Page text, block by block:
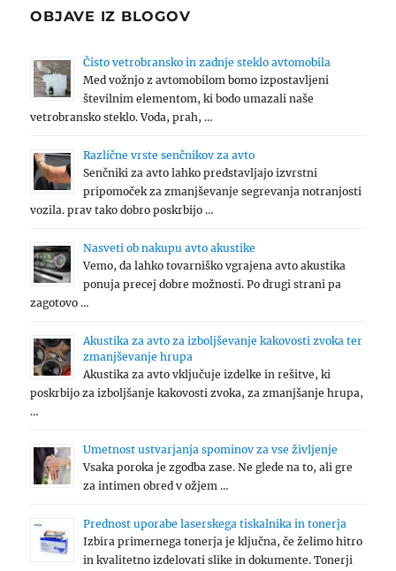
OBJAVE IZ BLOGOV
Čisto vetrobransko in zadnje steklo avtomobila
Med vožnjo z avtomobilom bomo izpostavljeni
številnim elementom, ki bodo umazali naše
vetrobransko steklo. Voda, prah, …
Različne vrste senčnikov za avto
Senčniki za avto lahko predstavljajo izvrstni
pripomoček za zmanjševanje segrevanja notranjosti
vozila. prav tako dobro poskrbijo …
Nasveti ob nakupu avto akustike
Vemo, da lahko tovarniško vgrajena avto akustika
ponuja precej dobre možnosti. Po drugi strani pa
zagotovo …
Akustika za avto za izboljševanje kakovosti zvoka ter
zmanjševanje hrupa
Akustika za avto vključuje izdelke in rešitve, ki
poskrbijo za izboljšanje kakovosti zvoka, za zmanjšanje hrupa,
…
Umetnost ustvarjanja spominov za vse življenje
Vsaka poroka je zgodba zase. Ne glede na to, ali gre
za intimen obred v ožjem …
Prednost uporabe laserskega tiskalnika in tonerja
Izbira primernega tonerja je ključna, če želimo hitro
in kvalitetno izdelovati slike in dokumente. Tonerji